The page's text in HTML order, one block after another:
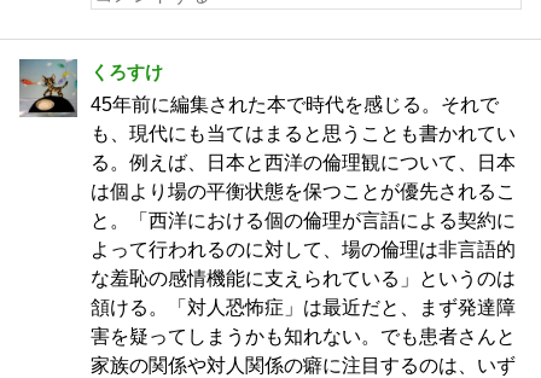
くろすけ
45年前に編集された本で時代を感じる。それで
も、現代にも当てはまると思うことも書かれてい
る。例えば、日本と西洋の倫理観について、日本
は個より場の平衡状態を保つことが優先されるこ
と。「西洋における個の倫理が言語による契約に
よって行われるのに対して、場の倫理は非言語的
な羞恥の感情機能に支えられている」というのは
頷ける。「対人恐怖症」は最近だと、まず発達障
害を疑ってしまうかも知れない。でも患者さんと
家族の関係や対人関係の癖に注目するのは、いず